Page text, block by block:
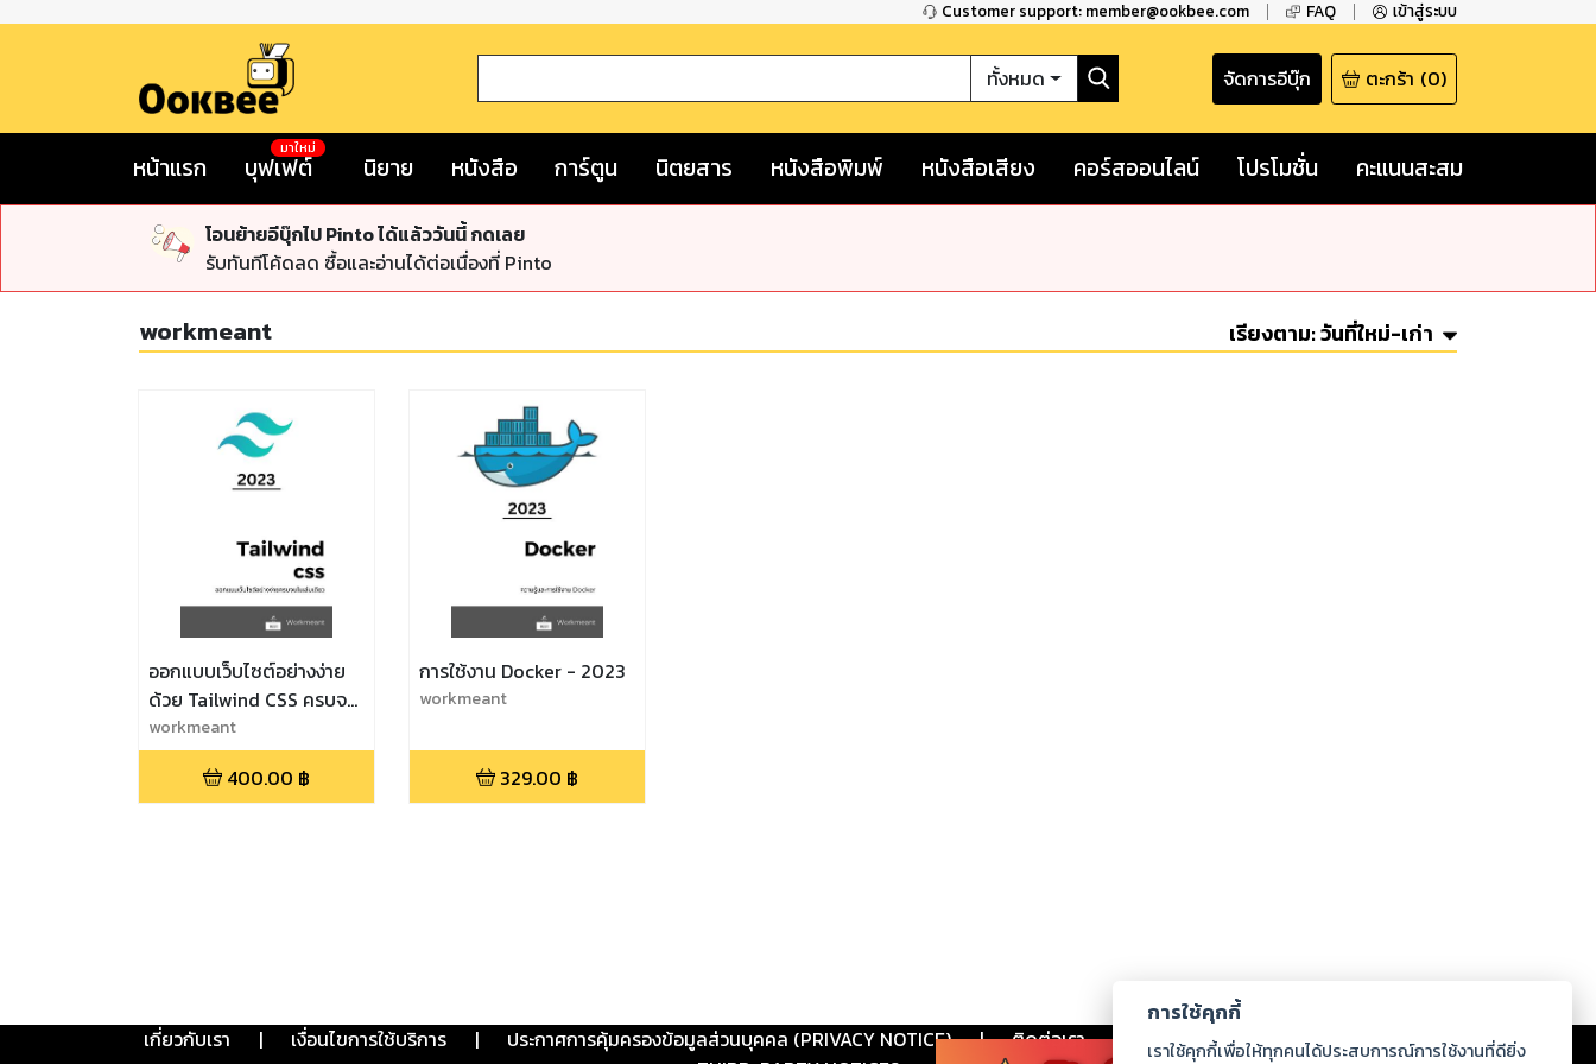
Customer support: member@ookbee.com FAQ เข้าสู่ระบบ
ทั้งหมด จัดการอีบุ๊ก ตะกร้า (0)
หน้าแรก บุฟเฟต์
มาใหม่
นิยาย หนังสือ การ์ตูน นิตยสาร หนังสือพิมพ์ หนังสือเสียง คอร์สออนไลน์ โปรโมชั่น คะแนนสะสม
โอนย้ายอีบุ๊กไป Pinto ได้แล้ววันนี้ กดเลย
รับทันทีโค้ดลด ซื้อและอ่านได้ต่อเนื่องที่ Pinto
workmeant เรียงตาม:วันที่ใหม่-เก่า
ออกแบบเว็บไซต์อย่างง่าย
ด้วย Tailwind CSS ครบจบ
ในเล่มเดียว
workmeant
400.00 ฿
การใช้งาน Docker - 2023
workmeant
329.00 ฿
เกี่ยวกับเรา | เงื่อนไขการใช้บริการ | ประกาศการคุ้มครองข้อมูลส่วนบุคคล (PRIVACY NOTICE) | ติดต่อเรา ร่วมงานกับเรา ดาวน์โหลด
การใช้คุกกี้
เราใช้คุกกี้เพื่อให้ทุกคนได้ประสบการณ์การใช้งานที่ดียิ่ง